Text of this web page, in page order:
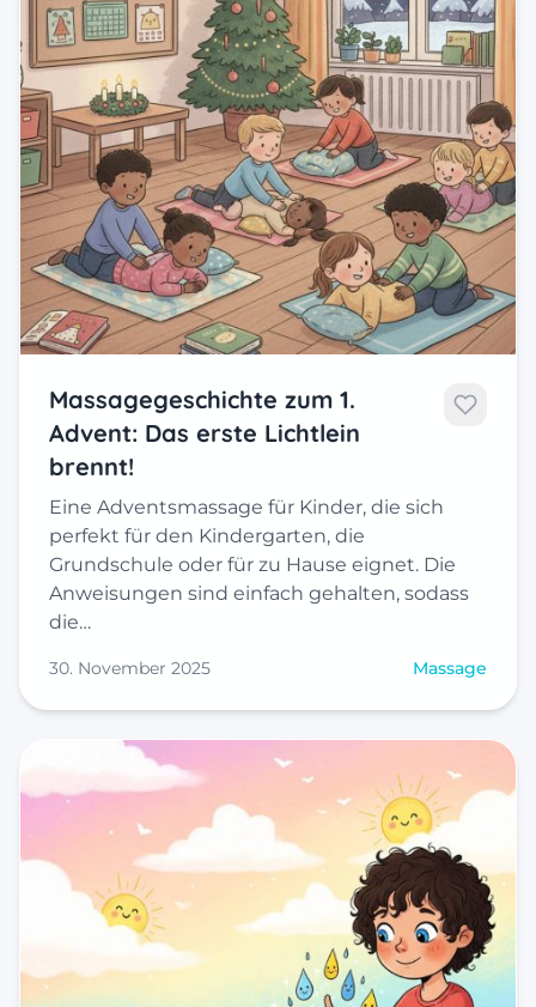
Massagegeschichte zum 1.
Advent: Das erste Lichtlein
brennt!
Eine Adventsmassage für Kinder, die sich
perfekt für den Kindergarten, die
Grundschule oder für zu Hause eignet. Die
Anweisungen sind einfach gehalten, sodass
die…
30. November 2025 Massage